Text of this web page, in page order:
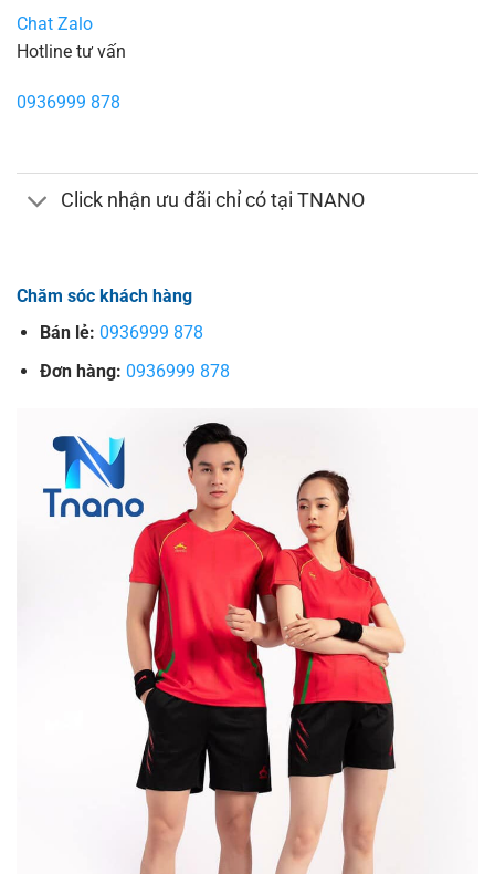
Chat Zalo
Hotline tư vấn
0936999 878
Click nhận ưu đãi chỉ có tại TNANO
Chăm sóc khách hàng
Bán lẻ: 0936999 878
Đơn hàng: 0936999 878